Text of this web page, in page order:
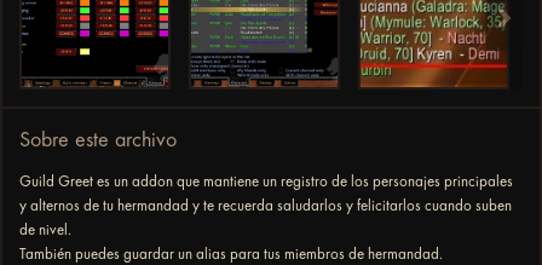
Sobre este archivo
Guild Greet es un addon que mantiene un registro de los personajes principales
y alternos de tu hermandad y te recuerda saludarlos y felicitarlos cuando suben
de nivel.
También puedes guardar un alias para tus miembros de hermandad.